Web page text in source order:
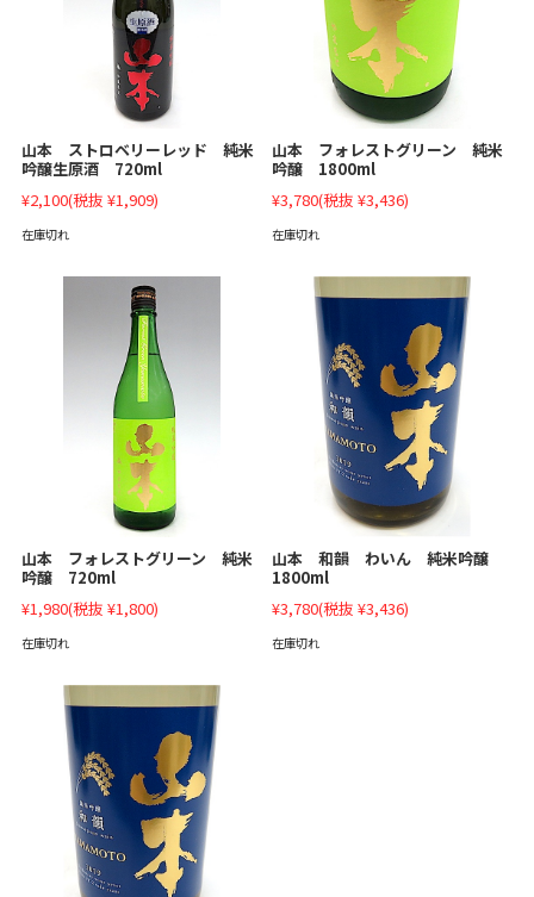
山本 ストロベリーレッド 純米
吟醸生原酒 720ml
¥2,100(税抜 ¥1,909)
在庫切れ
山本 フォレストグリーン 純米
吟醸 1800ml
¥3,780(税抜 ¥3,436)
在庫切れ
山本 フォレストグリーン 純米
吟醸 720ml
¥1,980(税抜 ¥1,800)
在庫切れ
山本 和韻 わいん 純米吟醸
1800ml
¥3,780(税抜 ¥3,436)
在庫切れ